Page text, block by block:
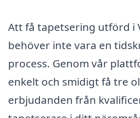
Att få tapetsering utförd i
behöver inte vara en
process. Genom vår
enkelt och smidigt få tre
erbjudanden från